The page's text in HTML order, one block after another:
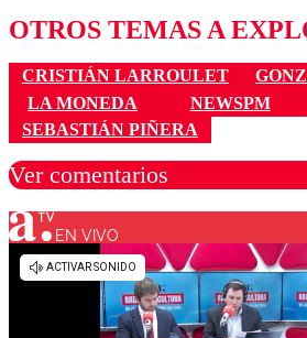
OTROS TEMAS A
CRISTIÁN LARROULET
LA MONEDA
NEWSPM
SEBASTIÁN PIÑERA
Ver comentarios
Los comentarios son moderados
diálogo
EN VIVO